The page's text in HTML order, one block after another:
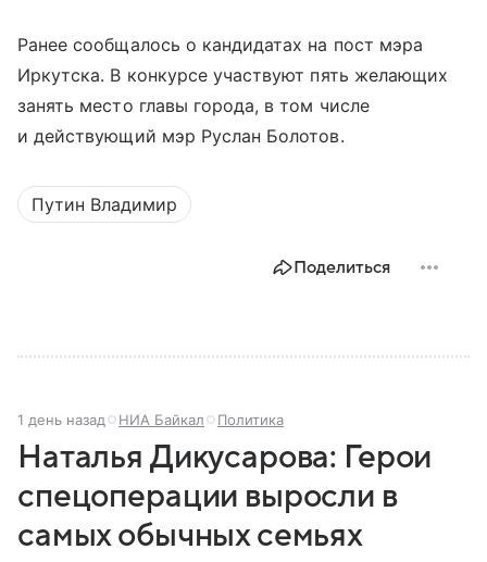
Ранее сообщалось о кандидатах на пост мэра
Иркутска. В конкурсе участвуют пять желающих
занять место главы города, в том числе
и действующий мэр Руслан Болотов.
Путин Владимир
Поделиться
1 день назад НИА Байкал Политика
Наталья Дикусарова: Герои
спецоперации выросли в
самых обычных семьях